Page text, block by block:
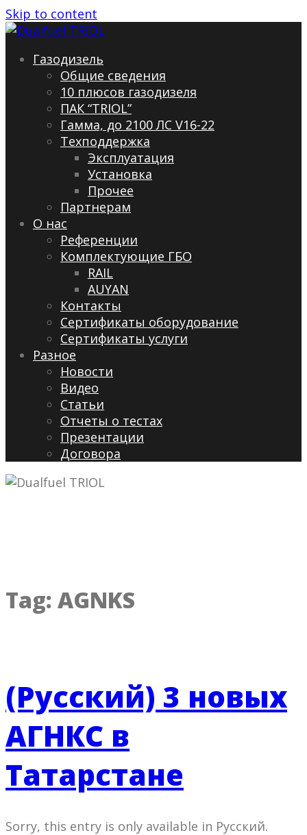
Skip to content
Газодизель
Общие сведения
10 плюсов газодизеля
ПАК “TRIOL”
Гамма, до 2100 ЛС V16-22
Техподдержка
Эксплуатация
Установка
Прочее
Партнерам
О нас
Референции
Комплектующие ГБО
RAIL
AUYAN
Контакты
Сертификаты оборудование
Сертификаты услуги
Разное
Новости
Видео
Cтатьи
Отчеты о тестах
Презентации
Договора
Tag: AGNKS
(Русский) 3 новых
АГНКС в
Татарстане
Sorry, this entry is only available in Русский.